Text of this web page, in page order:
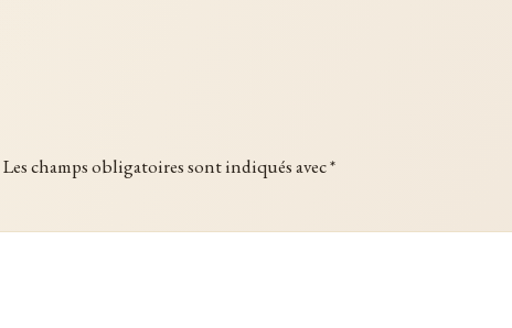
Les champs obligatoires sont indiqués avec*